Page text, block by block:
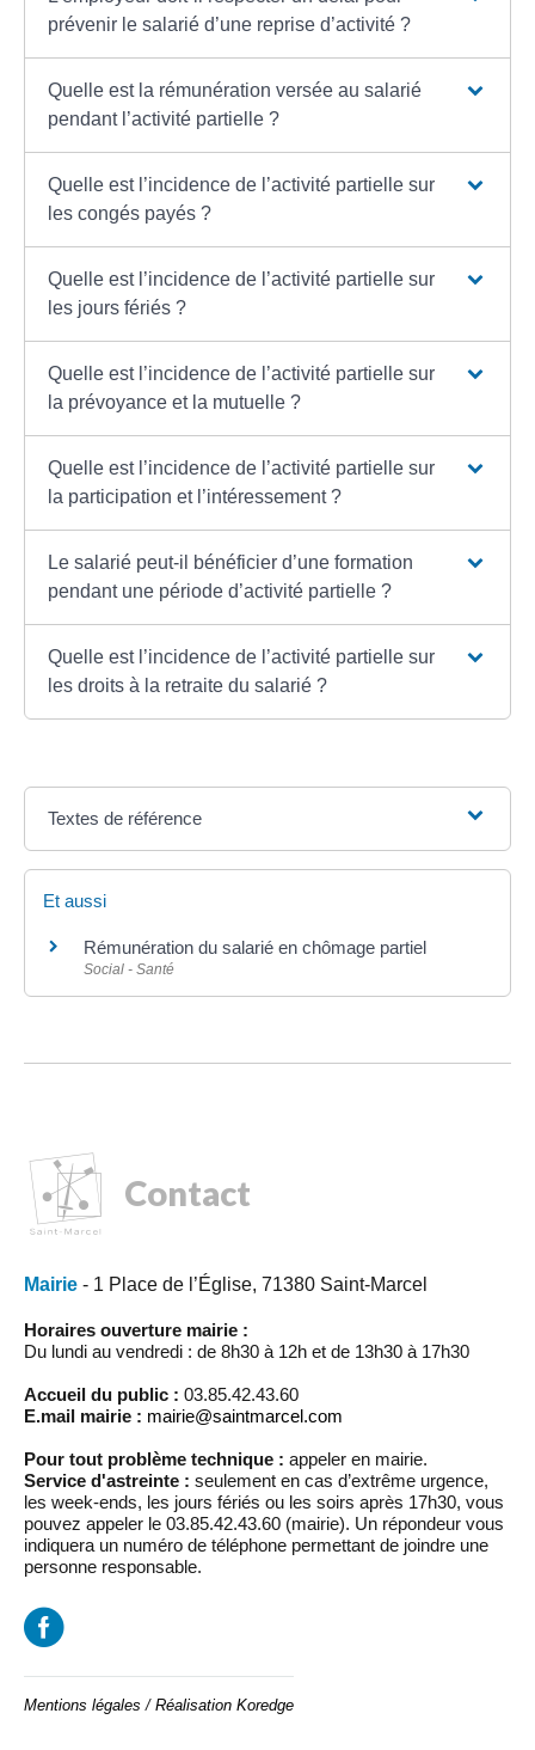
prévenir le salarié d’une reprise d’activité ?
Quelle est la rémunération versée au salarié
pendant l’activité partielle ?
Quelle est l’incidence de l’activité partielle sur
les congés payés ?
Quelle est l’incidence de l’activité partielle sur
les jours fériés ?
Quelle est l’incidence de l’activité partielle sur
la prévoyance et la mutuelle ?
Quelle est l’incidence de l’activité partielle sur
la participation et l’intéressement ?
Le salarié peut-il bénéficier d’une formation
pendant une période d’activité partielle ?
Quelle est l’incidence de l’activité partielle sur
les droits à la retraite du salarié ?
Textes de référence
Et aussi
Rémunération du salarié en chômage partiel
Social - Santé
Contact
Mairie - 1 Place de l’Église, 71380 Saint-Marcel
Horaires ouverture mairie :
Du lundi au vendredi : de 8h30 à 12h et de 13h30 à 17h30
Accueil du public : 03.85.42.43.60
E.mail mairie : mairie@saintmarcel.com
Pour tout problème technique : appeler en mairie.
Service d'astreinte : seulement en cas d’extrême urgence,
les week-ends, les jours fériés ou les soirs après 17h30, vous
pouvez appeler le 03.85.42.43.60 (mairie). Un répondeur vous
indiquera un numéro de téléphone permettant de joindre une
personne responsable.
Mentions légales / Réalisation Koredge